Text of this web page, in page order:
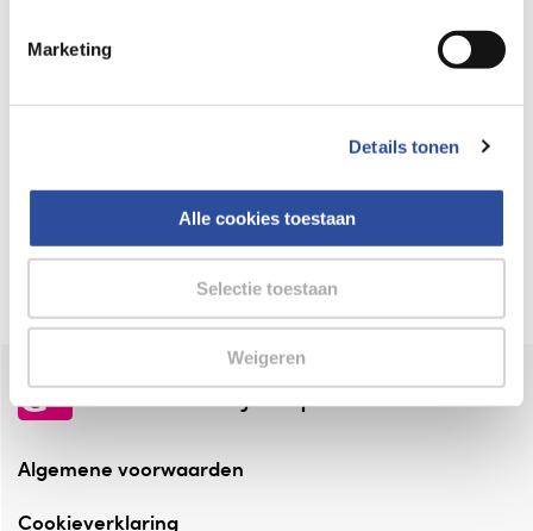
Marketing
Details tonen
Alle cookies toestaan
Selectie toestaan
Weigeren
⁠Verantwoorde zorg, ⁠ook online.
Altijd onze folder bij de hand
Check onze folders ⁠bij AlleFolders.
de vriendelijke specialist
Algemene voorwaarden
Cookieverklaring